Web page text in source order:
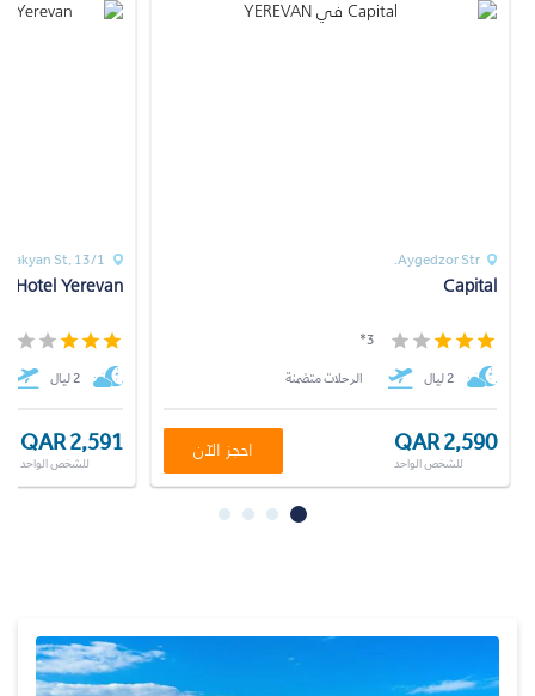
St, 13/1
Hotel Yerevan
2 ليال
QAR 2,591
للشخص الواحد
Aygedzor Str.
Capital
3*
2 ليال الرحلات متضمنة
QAR 2,590
للشخص الواحد
احجز الآن